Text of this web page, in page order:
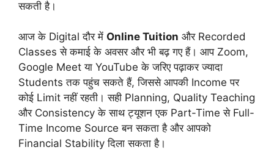
सकती है।
आज के Digital दौर में Online Tuition और Recorded
Classes से कमाई के अवसर और भी बढ़ गए हैं। आप Zoom,
Google Meet या YouTube के जरिए पढ़ाकर ज्यादा
Students तक पहुंच सकते हैं, जिससे आपकी Income पर
कोई Limit नहीं रहती। सही Planning, Quality Teaching
और Consistency के साथ ट्यूशन एक Part-Time से Full-
Time Income Source बन सकता है और आपको
Financial Stability दिला सकता है।